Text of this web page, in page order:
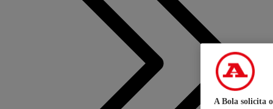
A Bola solicita